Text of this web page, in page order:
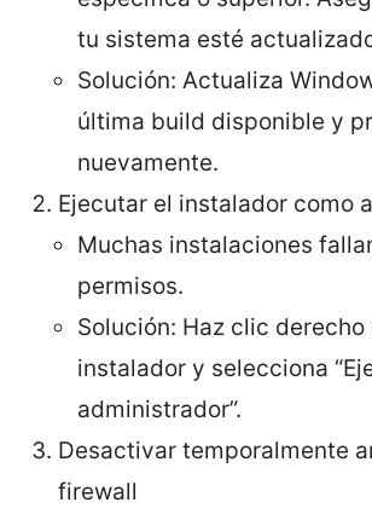
tu sistema esté
Solución: Actualiza
última build disponible y
nuevamente.
Ejecutar el instalador como
Muchas instalaciones
permisos.
Solución: Haz clic derecho
instalador y selecciona
administrador”.
Desactivar temporalmente
firewall